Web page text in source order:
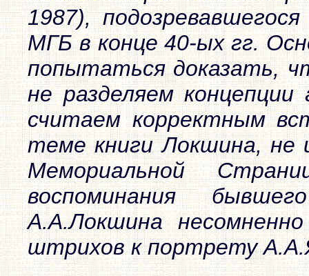
1987),
МГБ в конце 40-ых гг.
попытаться доказать,
не разделяем
считаем корректным
теме книги Локшина, не
Мемориальной
воспоминания
А.А.Локшина
штрихов к портрету